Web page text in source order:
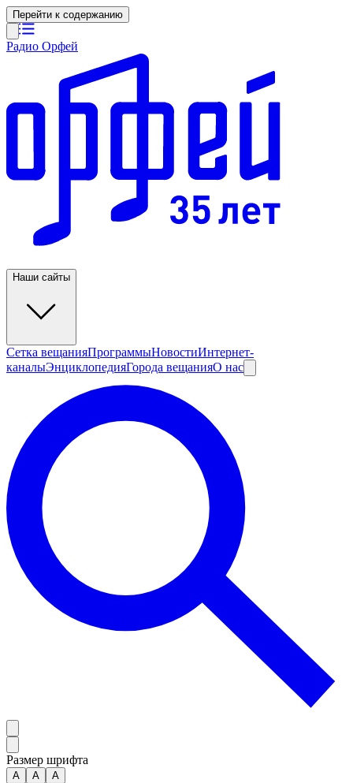
Перейти к содержанию
Радио Орфей
Наши сайты
Сетка вещанияПрограммыНовостиИнтернет-
каналыЭнциклопедияГорода вещанияО нас
Размер шрифта
А A A